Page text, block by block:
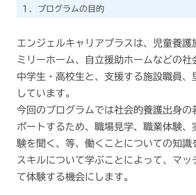
１．プログラムの目的
エンジェルキャリアプラスは、児童養護
ミリーホーム、自立援助ホームなどの社
中学生・高校生と、支援する施設職員、
しています。
今回のプログラムでは社会的養護出身の
ポートするため、職場見学、職業体験、
験を聞く、等、働くことについての知識
スキルについて学ぶことによって、マッ
て体験する機会にします。